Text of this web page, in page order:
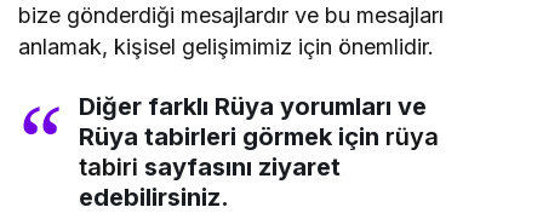
bize gönderdiği mesajlardır ve bu mesajları
anlamak, kişisel gelişimimiz için önemlidir.
Diğer farklı Rüya yorumları ve
Rüya tabirleri görmek için rüya
tabiri sayfasını ziyaret
edebilirsiniz.